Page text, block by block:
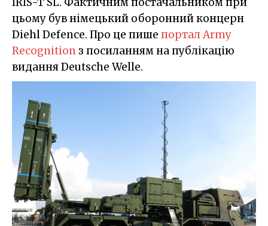
цьому був німецький оборонний концерн
Diehl Defence. Про це пише портал Army
Recognition з посиланням на публікацію
видання Deutsche Welle.